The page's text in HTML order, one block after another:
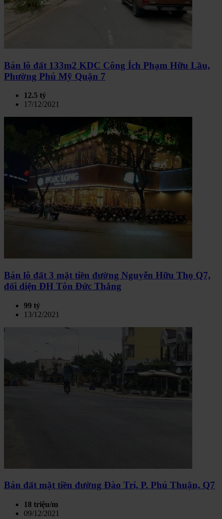
Bán lô đất 133m2 KDC Công Ích Phạm Hữu Lầu,
Phường Phú Mỹ Quận 7
12.5 tỷ
17/12/2021
Bán lô đất 3 mặt tiền đường Nguyễn Hữu Thọ Q7,
đối diện ĐH Tôn Đức Thắng
99 tỷ
13/12/2021
Bán đất mặt tiền đường Đào Trí, P. Phú Thuận, Q7
18 triệu/m
09/12/2021